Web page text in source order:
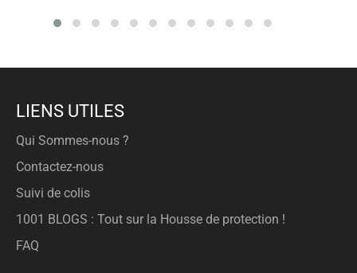
LIENS UTILES
Qui Sommes-nous ?
Contactez-nous
Suivi de colis
1001 BLOGS : Tout sur la Housse de protection !
FAQ